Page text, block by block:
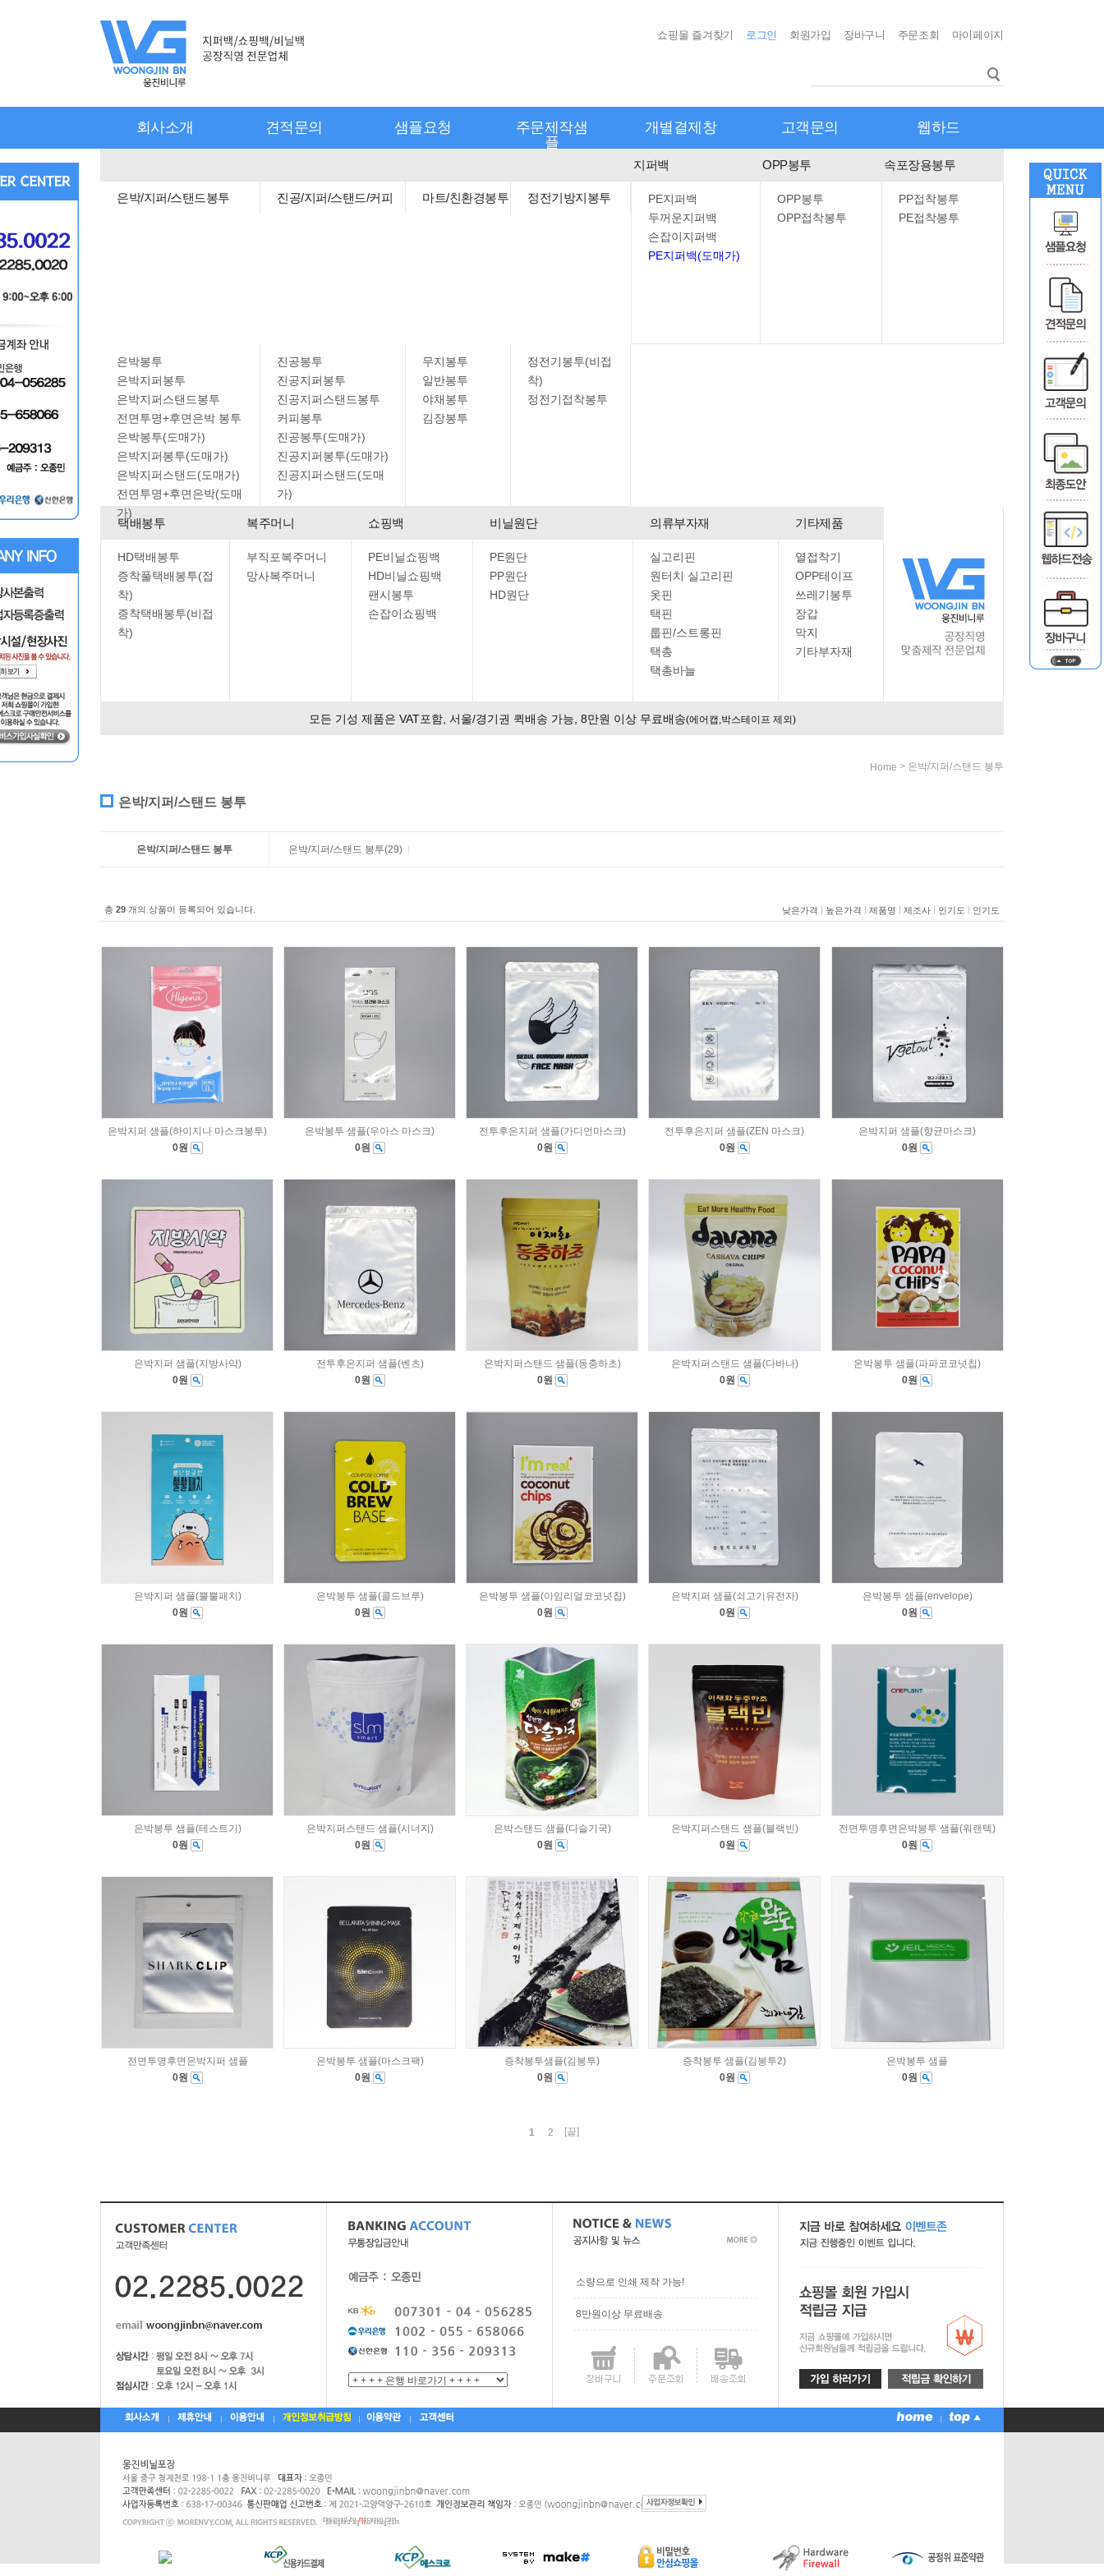
쇼핑몰 즐겨찾기 로그인 회원가입 장바구니 주문조회 마이페이지
회사소개 견적문의 샘플요청
주문제작샘
플
개별결제창 고객문의 웹하드
지퍼백 OPP봉투 속포장용봉투
은박/지퍼/스탠드봉투 진공/지퍼/스탠드/커피 마트/친환경봉투 정전기방지봉투
PE지퍼백
두꺼운지퍼백
손잡이지퍼백
PE지퍼백(도매가)
OPP봉투
OPP접착봉투
PP접착봉투
PE접착봉투
은박봉투
은박지퍼봉투
은박지퍼스탠드봉투
전면투명+후면은박 봉투
은박봉투(도매가)
은박지퍼봉투(도매가)
은박지퍼스탠드(도매가)
전면투명+후면은박(도매
가)
진공봉투
진공지퍼봉투
진공지퍼스탠드봉투
커피봉투
진공봉투(도매가)
진공지퍼봉투(도매가)
진공지퍼스탠드(도매
가)
무지봉투
일반봉투
야채봉투
김장봉투
정전기봉투(비접
착)
정전기접착봉투
택배봉투 복주머니 쇼핑백 비닐원단 의류부자재 기타제품
HD택배봉투
증착풀택배봉투(접
착)
증착택배봉투(비접
착)
부직포복주머니
망사복주머니
PE비닐쇼핑백
HD비닐쇼핑백
팬시봉투
손잡이쇼핑백
PE원단
PP원단
HD원단
실고리핀
원터치 실고리핀
옷핀
택핀
룹핀/스트롱핀
택총
택총바늘
열접착기
OPP테이프
쓰레기봉투
장갑
막지
기타부자재
모든 기성 제품은 VAT포함, 서울/경기권 퀵배송 가능, 8만원 이상 무료배송(에어캡,박스테이프 제외)
Home > 은박/지퍼/스탠드 봉투
은박/지퍼/스탠드 봉투
은박/지퍼/스탠드 봉투 은박/지퍼/스탠드 봉투(29)
총 29 개의 상품이 등록되어 있습니다. 낮은가격 | 높은가격 | 제품명 | 제조사 | 인기도 | 인기도
은박지퍼 샘플(하이지나 마스크봉투)
0원
은박봉투 샘플(우아스 마스크)
0원
전투후은지퍼 샘플(가디언마스크)
0원
전투후은지퍼 샘플(ZEN 마스크)
0원
은박지퍼 샘플(향균마스크)
0원
은박지퍼 샘플(지방사약)
0원
전투후은지퍼 샘플(벤츠)
0원
은박지퍼스탠드 샘플(동충하초)
0원
은박지퍼스탠드 샘플(다바나)
0원
은박봉투 샘플(파파코코넛칩)
0원
은박지퍼 샘플(뿔뿔패치)
0원
은박봉투 샘플(콜드브루)
0원
은박봉투 샘플(아임리얼코코넛칩)
0원
은박지퍼 샘플(쇠고기유전자)
0원
은박봉투 샘플(envelope)
0원
은박봉투 샘플(테스트기)
0원
은박지퍼스탠드 샘플(시너지)
0원
은박스탠드 샘플(다슬기국)
0원
은박지퍼스탠드 샘플(블랙빈)
0원
전면투명후면은박봉투 샘플(워랜텍)
0원
전면투명후면은박지퍼 샘플
0원
은박봉투 샘플(마스크팩)
0원
증착봉투샘플(김봉투)
0원
증착봉투 샘플(김봉투2)
0원
은박봉투 샘플
0원
1 2 [끝]
소량으로 인쇄 제작 가능!
8만원이상 무료배송